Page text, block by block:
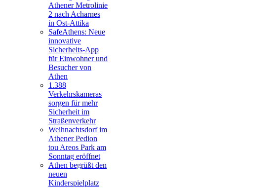
Athener Metrolinie
2 nach Acharnes
in Ost-Attika
SafeAthens: Neue
innovative
Sicherheits-App
für Einwohner und
Besucher von
Athen
1.388
Verkehrskameras
sorgen für mehr
Sicherheit im
Straßenverkehr
Weihnachtsdorf im
Athener Pedion
tou Areos Park am
Sonntag eröffnet
Athen begrüßt den
neuen
Kinderspielplatz